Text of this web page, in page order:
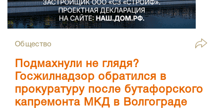
Общество
Подмахнули не глядя?
Госжилнадзор обратился в
прокуратуру после бутафорского
капремонта МКД в Волгограде